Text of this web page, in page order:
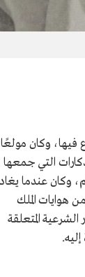
فيها، وكان مولعًا
التي جمعها
وكان عندما
هوايات الملك
المتعلقة